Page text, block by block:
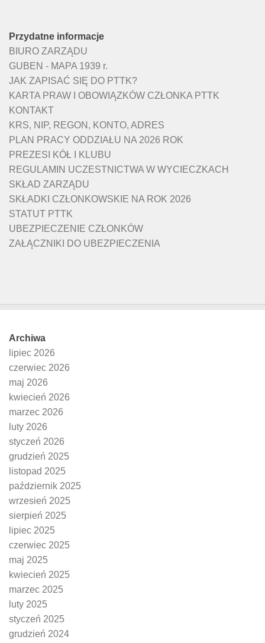
Przydatne informacje
BIURO ZARZĄDU
GUBEN - MAPA 1939 r.
JAK ZAPISAĆ SIĘ DO PTTK?
KARTA PRAW I OBOWIĄZKÓW CZŁONKA PTTK
KONTAKT
KRS, NIP, REGON, KONTO, ADRES
PLAN PRACY ODDZIAŁU NA 2026 ROK
PREZESI KÓŁ I KLUBU
REGULAMIN UCZESTNICTWA W WYCIECZKACH
SKŁAD ZARZĄDU
SKŁADKI CZŁONKOWSKIE NA ROK 2026
STATUT PTTK
UBEZPIECZENIE CZŁONKÓW
ZAŁĄCZNIKI DO UBEZPIECZENIA
Archiwa
lipiec 2026
czerwiec 2026
maj 2026
kwiecień 2026
marzec 2026
luty 2026
styczeń 2026
grudzień 2025
listopad 2025
październik 2025
wrzesień 2025
sierpień 2025
lipiec 2025
czerwiec 2025
maj 2025
kwiecień 2025
marzec 2025
luty 2025
styczeń 2025
grudzień 2024